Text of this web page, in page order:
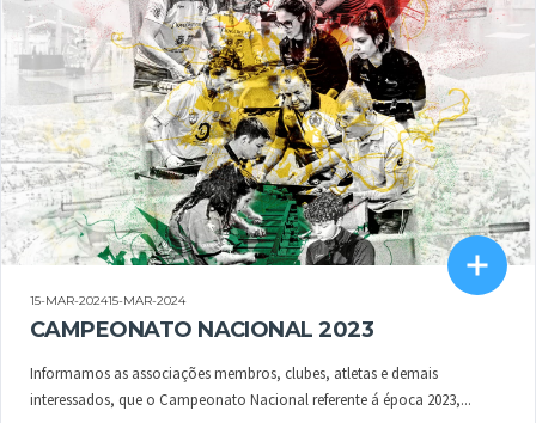
15-MAR-202415-MAR-2024
CAMPEONATO NACIONAL 2023
Informamos as associações membros, clubes, atletas e demais
interessados, que o Campeonato Nacional referente á época 2023,...